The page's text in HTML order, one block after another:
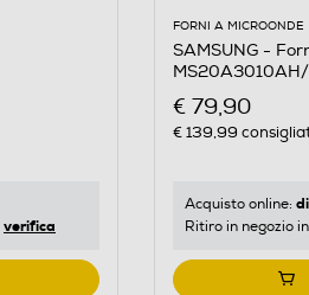
verifica
FORNI A MICROONDE
SAMSUNG -
€ 79,90
€ 139,99
Acquisto online:
Ritiro in negozio